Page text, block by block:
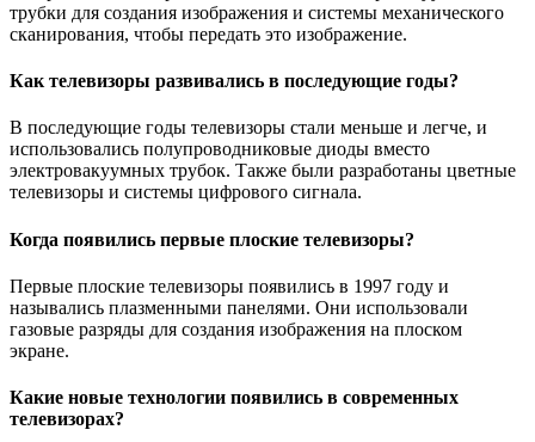
трубки для создания изображения и системы механического
сканирования, чтобы передать это изображение.
Как телевизоры развивались в последующие годы?
В последующие годы телевизоры стали меньше и легче, и
использовались полупроводниковые диоды вместо
электровакуумных трубок. Также были разработаны цветные
телевизоры и системы цифрового сигнала.
Когда появились первые плоские телевизоры?
Первые плоские телевизоры появились в 1997 году и
назывались плазменными панелями. Они использовали
газовые разряды для создания изображения на плоском
экране.
Какие новые технологии появились в современных
телевизорах?